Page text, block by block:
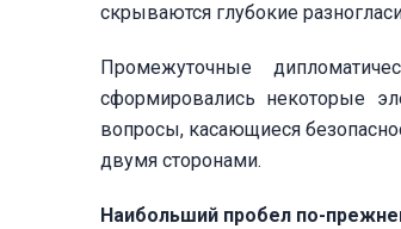
скрываются глубокие
Промежуточные
сформировались некоторые
вопросы, касающиеся
двумя сторонами.
Наибольший пробел по-